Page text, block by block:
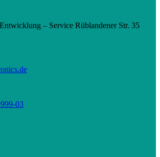
– Service Rüblandener Str. 35
03